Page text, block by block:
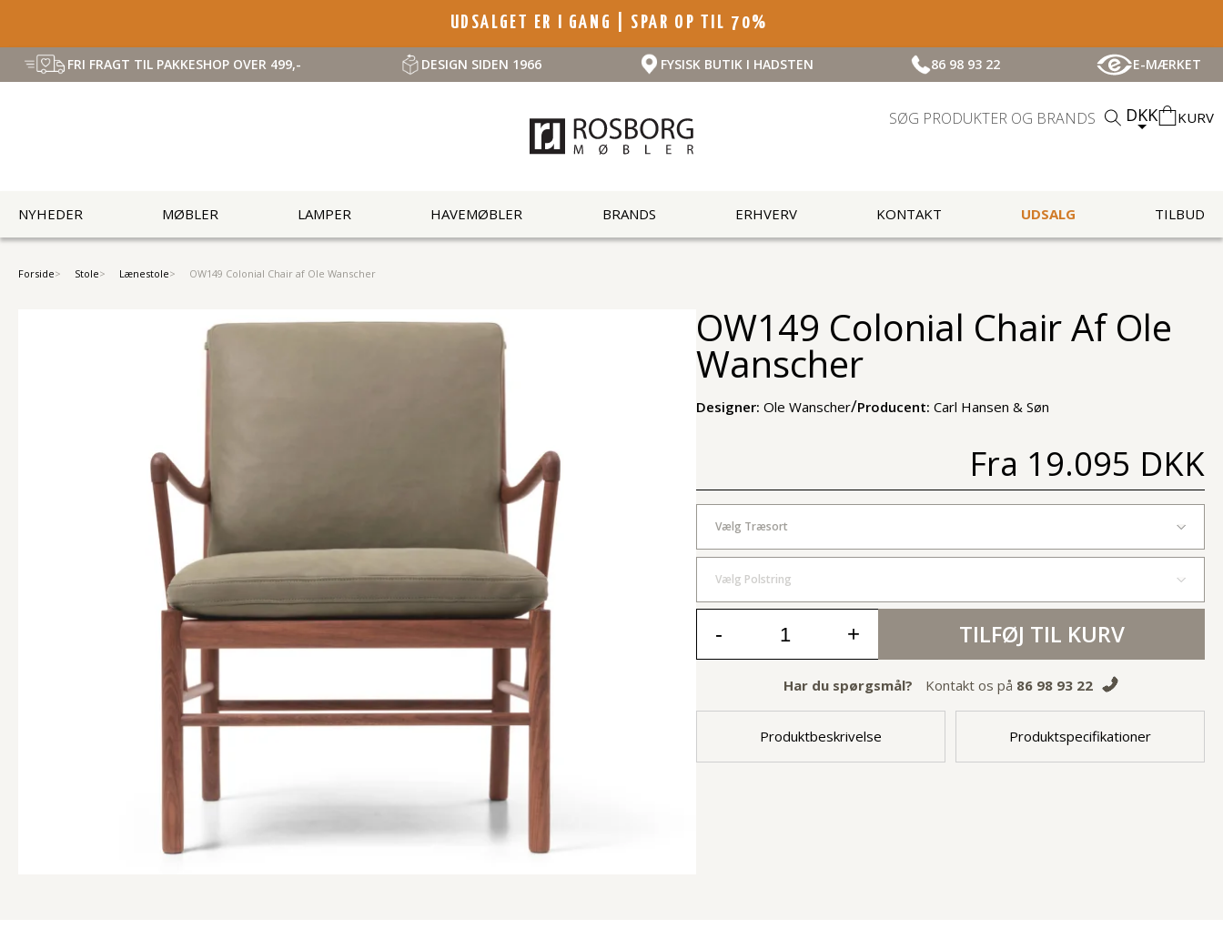
UDSALGET ER I GANG | SPAR OP TIL 70%
FRI FRAGT TIL PAKKESHOP OVER 499,- DESIGN SIDEN 1966 FYSISK BUTIK I HADSTEN 86 98 93 22 E-MÆRKET
DKK KURV
NYHEDER MØBLER LAMPER HAVEMØBLER BRANDS ERHVERV KONTAKT UDSALG TILBUD
Forside Stole Lænestole OW149 Colonial Chair af Ole Wanscher
OW149 Colonial Chair Af Ole
Wanscher
Designer:Ole Wanscher/Producent:Carl Hansen & Søn
Fra 19.095 DKK
Vælg Træsort
Vælg Polstring
- + TILFØJ TIL KURV
Har du spørgsmål? Kontakt os på 86 98 93 22
Produktbeskrivelse Produktspecifikationer